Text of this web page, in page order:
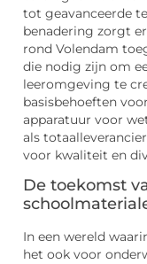
tot geavanceerde
benadering zorgt
rond Volendam
die nodig zijn om
leeromgeving te
basisbehoeften
apparatuur voor
als
voor kwaliteit en
De toekomst
In een wereld
het ook voor